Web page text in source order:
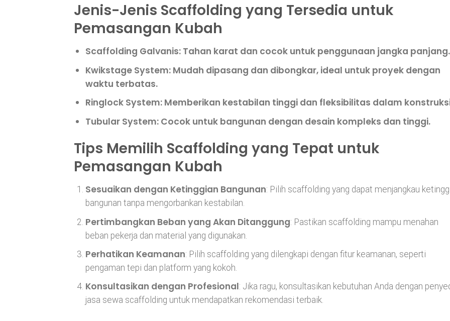
Jenis-Jenis Scaffolding yang Tersedia untuk
Pemasangan Kubah
Scaffolding Galvanis: Tahan karat dan cocok untuk penggunaan jangka panjang.
Kwikstage System: Mudah dipasang dan dibongkar, ideal untuk proyek dengan
waktu terbatas.
Ringlock System: Memberikan kestabilan tinggi dan fleksibilitas dalam
Tubular System: Cocok untuk bangunan dengan desain kompleks dan tinggi.
Tips Memilih Scaffolding yang Tepat untuk
Pemasangan Kubah
Sesuaikan dengan Ketinggian Bangunan: Pilih scaffolding yang dapat menjangkau
bangunan tanpa mengorbankan kestabilan.
Pertimbangkan Beban yang Akan Ditanggung: Pastikan scaffolding mampu menahan
beban pekerja dan material yang digunakan.
Perhatikan Keamanan: Pilih scaffolding yang dilengkapi dengan fitur keamanan, seperti
pengaman tepi dan platform yang kokoh.
Konsultasikan dengan Profesional: Jika ragu, konsultasikan kebutuhan Anda dengan
jasa sewa scaffolding untuk mendapatkan rekomendasi terbaik.